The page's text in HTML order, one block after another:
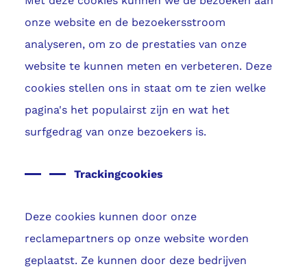
onze website en de bezoekersstroom
analyseren, om zo de prestaties van onze
website te kunnen meten en verbeteren. Deze
cookies stellen ons in staat om te zien welke
pagina's het populairst zijn en wat het
surfgedrag van onze bezoekers is.
Trackingcookies
Deze cookies kunnen door onze
reclamepartners op onze website worden
geplaatst. Ze kunnen door deze bedrijven